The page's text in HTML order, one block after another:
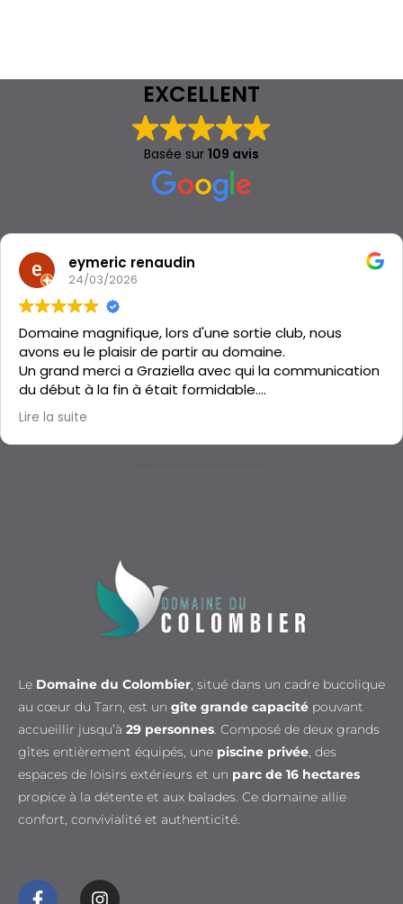
EXCELLENT
Basée sur 109 avis
eymeric renaudin
24/03/2026
Domaine magnifique, lors d'une sortie club, nous
avons eu le plaisir de partir au domaine.
Un grand merci a Graziella avec qui la communication
du début à la fin à était formidable.
Le gîte est propre, isolé, les chambres bien espacé.
C'était parfait, merci Graziella
Lire la suite
Le Domaine du Colombier, situé dans un cadre bucolique
au cœur du Tarn, est un gîte grande capacité pouvant
accueillir jusqu’à 29 personnes. Composé de deux grands
gîtes entièrement équipés, une piscine privée, des
espaces de loisirs extérieurs et un parc de 16 hectares
propice à la détente et aux balades. Ce domaine allie
confort, convivialité et authenticité.